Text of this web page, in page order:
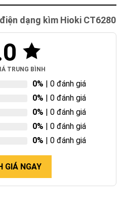
dạng kìm Hioki CT6280
TRUNG BÌNH
0% | 0 đánh giá
0% | 0 đánh giá
0% | 0 đánh giá
0% | 0 đánh giá
0% | 0 đánh giá
GIÁ NGAY